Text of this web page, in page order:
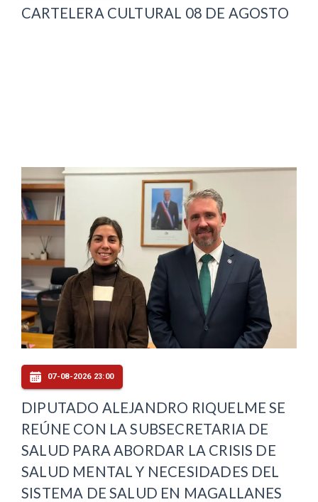
CARTELERA CULTURAL 08 DE AGOSTO
07-08-2026 23:00
DIPUTADO ALEJANDRO RIQUELME SE
REÚNE CON LA SUBSECRETARIA DE
SALUD PARA ABORDAR LA CRISIS DE
SALUD MENTAL Y NECESIDADES DEL
SISTEMA DE SALUD EN MAGALLANES